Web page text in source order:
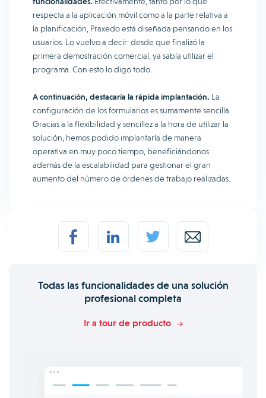
respecta a la aplicación móvil como a la parte relativa a
la planificación, Praxedo está diseñada pensando en los
usuarios. Lo vuelvo a decir: desde que finalizó la
primera demostración comercial, ya sabía utilizar el
programa. Con esto lo digo todo.
A continuación, destacaría la rápida implantación. La
configuración de los formularios es sumamente sencilla.
Gracias a la flexibilidad y sencillez a la hora de utilizar la
solución, hemos podido implantarla de manera
operativa en muy poco tiempo, beneficiándonos
además de la escalabilidad para gestionar el gran
aumento del número de órdenes de trabajo realizadas.
Todas las funcionalidades de una solución
profesional completa
Ir a tour de producto